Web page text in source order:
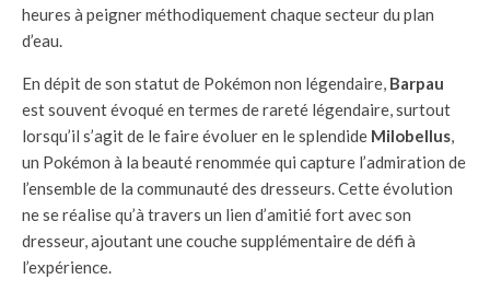
heures à peigner méthodiquement chaque secteur du plan
d’eau.
En dépit de son statut de Pokémon non légendaire, Barpau
est souvent évoqué en termes de rareté légendaire, surtout
lorsqu’il s’agit de le faire évoluer en le splendide Milobellus,
un Pokémon à la beauté renommée qui capture l’admiration de
l’ensemble de la communauté des dresseurs. Cette évolution
ne se réalise qu’à travers un lien d’amitié fort avec son
dresseur, ajoutant une couche supplémentaire de défi à
l’expérience.